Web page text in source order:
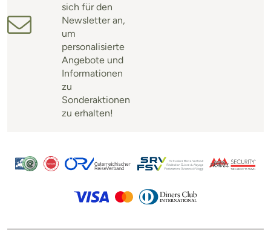
sich für den
Newsletter an,
um
personalisierte
Angebote und
Informationen
zu
Sonderaktionen
zu erhalten!